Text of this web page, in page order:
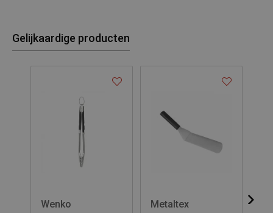
Gelijkaardige producten
Wenko
Metaltex